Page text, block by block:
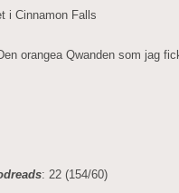
i Cinnamon Falls
orangea Qwanden som jag
: 22 (154/60)